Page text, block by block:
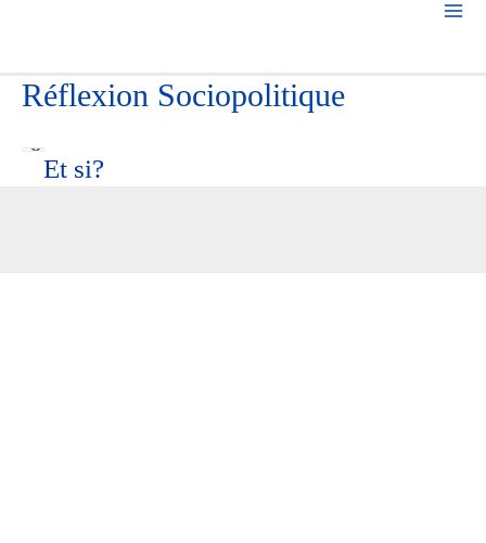
Réflexion Sociopolitique
Et si?